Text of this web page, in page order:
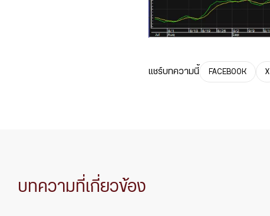
แชร์บทความนี้ FACEBOOK X
บทความที่เกี่ยวข้อง